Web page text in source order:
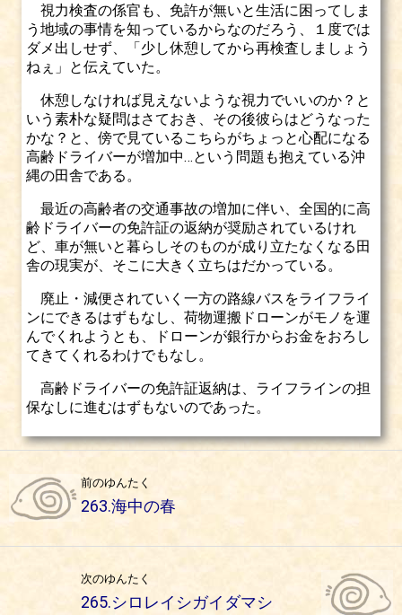
視力検査の係官も、免許が無いと生活に困ってしま
う地域の事情を知っているからなのだろう、１度では
ダメ出しせず、「少し休憩してから再検査しましょう
ねぇ」と伝えていた。
休憩しなければ見えないような視力でいいのか？と
いう素朴な疑問はさておき、その後彼らはどうなった
かな？と、傍で見ているこちらがちょっと心配になる
高齢ドライバーが増加中…という問題も抱えている沖
縄の田舎である。
最近の高齢者の交通事故の増加に伴い、全国的に高
齢ドライバーの免許証の返納が奨励されているけれ
ど、車が無いと暮らしそのものが成り立たなくなる田
舎の現実が、そこに大きく立ちはだかっている。
廃止・減便されていく一方の路線バスをライフライ
ンにできるはずもなし、荷物運搬ドローンがモノを運
んでくれようとも、ドローンが銀行からお金をおろし
てきてくれるわけでもなし。
高齢ドライバーの免許証返納は、ライフラインの担
保なしに進むはずもないのであった。
前のゆんたく
263.海中の春
次のゆんたく
265.シロレイシガイダマシ